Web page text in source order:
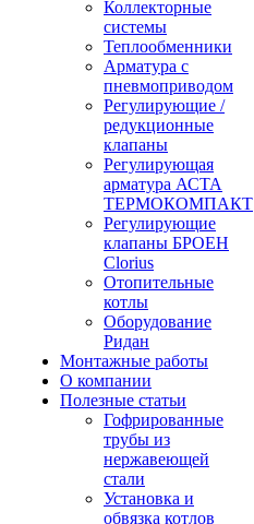
Коллекторные
системы
Теплообменники
Арматура с
пневмоприводом
Регулирующие /
редукционные
клапаны
Регулирующая
арматура АСТА
ТЕРМОКОМПАКТ
Регулирующие
клапаны БРОЕН
Clorius
Отопительные
котлы
Оборудование
Ридан
Монтажные работы
О компании
Полезные статьи
Гофрированные
трубы из
нержавеющей
стали
Установка и
обвязка котлов